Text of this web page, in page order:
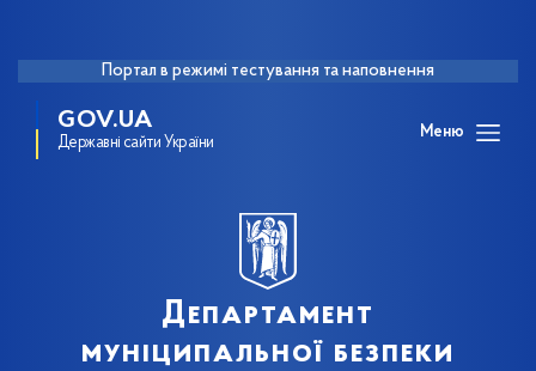
Портал в режимі тестування та наповнення
GOV.UA
Державні сайти України
Меню
Департамент
муніципальної безпеки